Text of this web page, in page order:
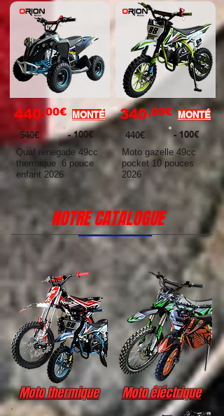
440,00€
Quaf renegade 49cc
thermique 6 pouce
enfant 2026
MONTÉ
540€ - 100€
340,00€ MONTÉ
440€ - 100€
Moto gazelle 49cc
pocket 10 pouces
2026
NOTRE CATALOGUE
Moto thermique Moto éléctrique